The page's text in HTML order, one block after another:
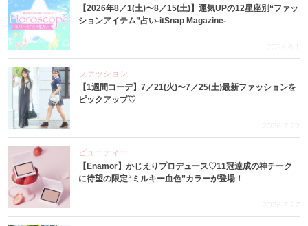
【2026年8／1(土)〜8／15(土)】運気UPの12星座別“ファッ
ションアイテム”占い-itSnap Magazine-
2026.8.1
ファッション
【1週間コーデ】7／21(火)〜7／25(土)最新ファッションを
ピックアップ♡
2026.7.29
ビューティー
【Enamor】かじえりプロデュース♡11冠達成の神チーク
に待望の限定“ミルキー血色”カラーが登場！
2026.7.27